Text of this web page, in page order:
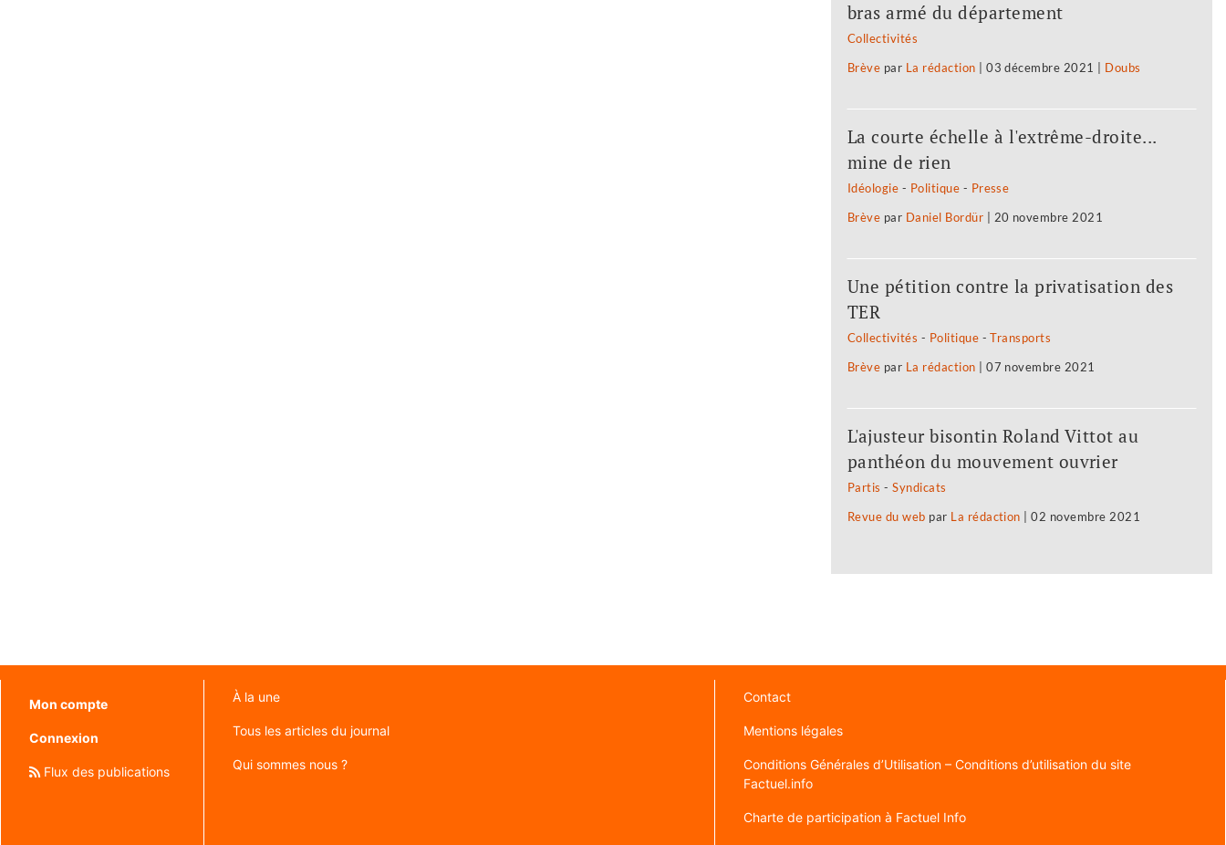
bras armé du département
Collectivités
Brève par La rédaction |03 décembre 2021 Doubs
La courte échelle à l'extrême-droite...
mine de rien
Idéologie - Politique - Presse
Brève par Daniel Bordür 20 novembre 2021
Une pétition contre la privatisation des
TER
Collectivités - Politique -Transports
Brève par La rédaction |07 novembre 2021
L'ajusteur bisontin Roland Vittot au
panthéon du mouvement ouvrier
Partis -Syndicats
Revue du web par La rédaction |02 novembre 2021
Mon compte
Connexion
Flux des publications
À la une
Tous les articles du journal
Qui sommes nous ?
Contact
Mentions légales
Conditions Générales d’Utilisation – Conditions d’utilisation du site
Factuel.info
Charte de participation à Factuel Info